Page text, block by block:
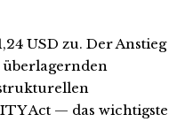
USD zu. Der Anstieg
Act — das wichtigste